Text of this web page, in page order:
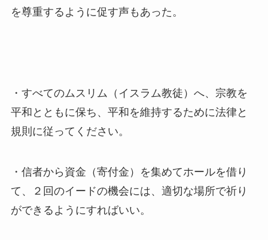
を尊重するように促す声もあった。
・すべてのムスリム（イスラム教徒）へ、宗教を
平和とともに保ち、平和を維持するために法律と
規則に従ってください。
・信者から資金（寄付金）を集めてホールを借り
て、２回のイードの機会には、適切な場所で祈り
ができるようにすればいい。